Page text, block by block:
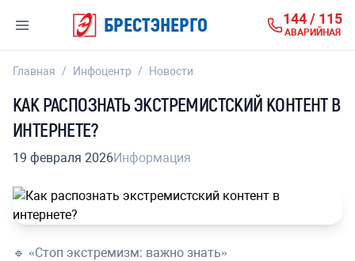
БРЕСТЭНЕРГО 144 / 115
АВАРИЙНАЯ
Главная / Инфоцентр / Новости
КАК РАСПОЗНАТЬ ЭКСТРЕМИСТСКИЙ КОНТЕНТ В
ИНТЕРНЕТЕ?
19 февраля 2026Информация
🔹 «Стоп экстремизм: важно знать»